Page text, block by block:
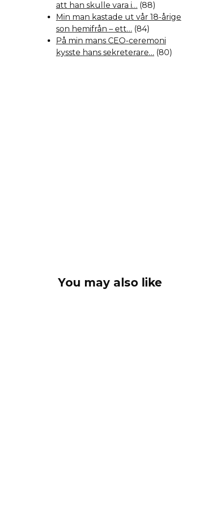
att han skulle vara i… (88)
Min man kastade ut vår 18-årige
son hemifrån – ett… (84)
På min mans CEO-ceremoni
kysste hans sekreterare… (80)
You may also like